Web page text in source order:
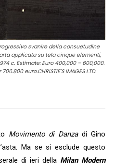
svanire della consuetudine
applicata su tela cinque elementi,
c. Estimate: Euro 400,000 – 600,000.
euro.CHRISTIE'S IMAGES LTD.
Movimento di Danzadi Gino
Ma se si esclude questo
di ieri della Milan Modern